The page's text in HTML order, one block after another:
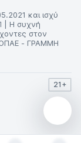
και ισχύ
| Η συχνή
στον
- ΓΡΑΜΜΗ
21+